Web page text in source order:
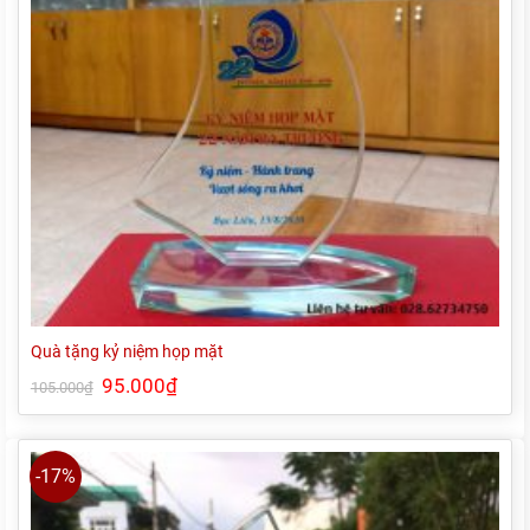
Quà tặng kỷ niệm họp mặt
105.000₫ Giá
gốc
là:
95.000₫Giá
hiện
tại
95.000₫.
-17%